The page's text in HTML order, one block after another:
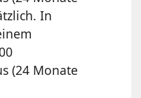
In
(24 Monate